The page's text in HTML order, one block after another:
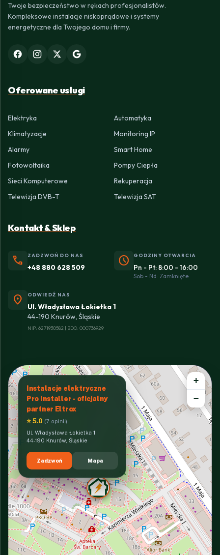
Twoje bezpieczeństwo w rękach profesjonalistów.
Kompleksowe instalacje niskoprądowe i systemy
energetyczne dla Twojego domu i firmy.
Oferowane usługi
Elektryka
Automatyka
Klimatyzacje
Monitoring IP
Alarmy
Smart Home
Fotowoltaika
Pompy Ciepła
Sieci Komputerowe
Rekuperacja
Telewizja DVB-T
Telewizja SAT
Kontakt & Sklep
phone ZADZWOŃ DO NAS
+48 880 628 509 schedule GODZINY OTWARCIA
Pn - Pt: 8:00 - 16:00
Sob - Nd: Zamknięte
location_on ODWIEDŹ NAS
Ul. Władysława Łokietka 1
44-190 Knurów, Śląskie
NIP: 6271930582 | BDO: 000736929
Instalacje elektryczne
Pro Installer - oficjalny
partner Eltrox
⭐ 5.0 (7 opinii)
Ul. Władysława Łokietka 1
44-190 Knurów, Śląskie
Zadzwoń Mapa
+
−